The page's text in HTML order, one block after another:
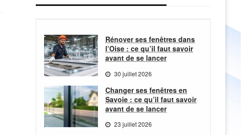
Rénover ses fenêtres dans
l’Oise : ce qu’il faut savoir
avant de se lancer
30 juillet 2026
Changer ses fenêtres en
Savoie : ce qu’il faut savoir
avant de se lancer
23 juillet 2026